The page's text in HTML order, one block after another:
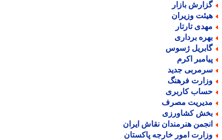
بازار
وزیران
تارتار
برداری
ژسوس
اکرم
جدید
فرهنگ
کاربری
مصرف
کشاورزی
هنرمندان نقاش ایران
امور خارجه پاکستان